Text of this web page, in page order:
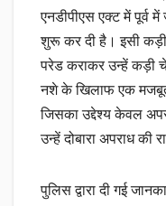
एनडीपीएस एक्ट में पूर्व
शुरू कर दी है। इसी कड़ी
परेड कराकर उन्हें कड़ी
नशे के खिलाफ एक मजबूत
जिसका उद्देश्य केवल
उन्हें दोबारा अपराध की
पुलिस द्वारा दी गई